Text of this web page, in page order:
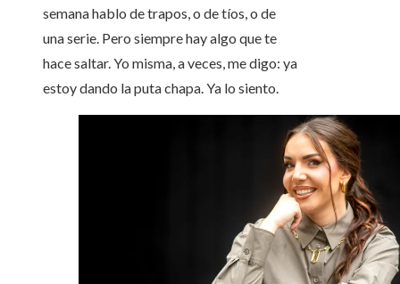
semana hablo de trapos, o de tíos, o de
una serie. Pero siempre hay algo que te
hace saltar. Yo misma, a veces, me digo: ya
estoy dando la puta chapa. Ya lo siento.